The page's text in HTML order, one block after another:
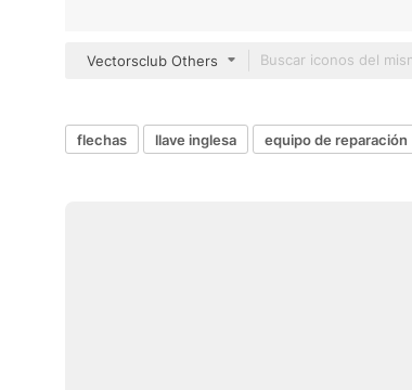
Vectorsclub Others
flechas llave inglesa equipo de reparación